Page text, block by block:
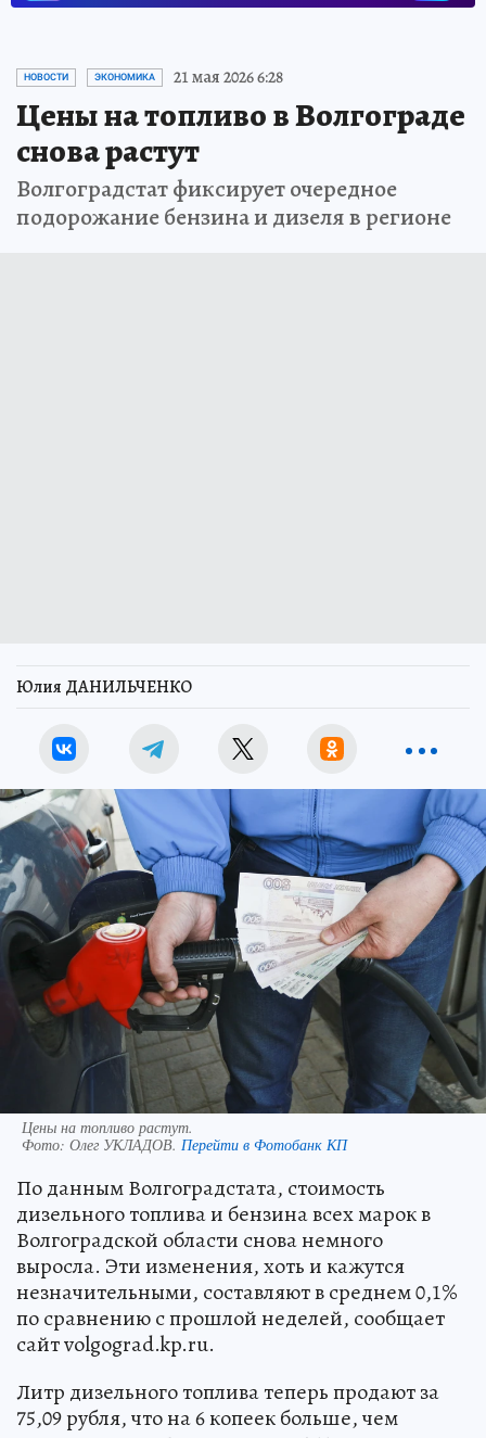
НОВОСТИ ЭКОНОМИКА 21 мая 2026 6:28
Цены на топливо в Волгограде
снова растут
Волгоградстат фиксирует очередное
подорожание бензина и дизеля в регионе
Юлия ДАНИЛЬЧЕНКО
Цены на топливо растут.
Фото: Олег УКЛАДОВ. Перейти в Фотобанк КП
По данным Волгоградстата, стоимость
дизельного топлива и бензина всех марок в
Волгоградской области снова немного
выросла. Эти изменения, хоть и кажутся
незначительными, составляют в среднем 0,1%
по сравнению с прошлой неделей, сообщает
сайт volgograd.kp.ru.
Литр дизельного топлива теперь продают за
75,09 рубля, что на 6 копеек больше, чем